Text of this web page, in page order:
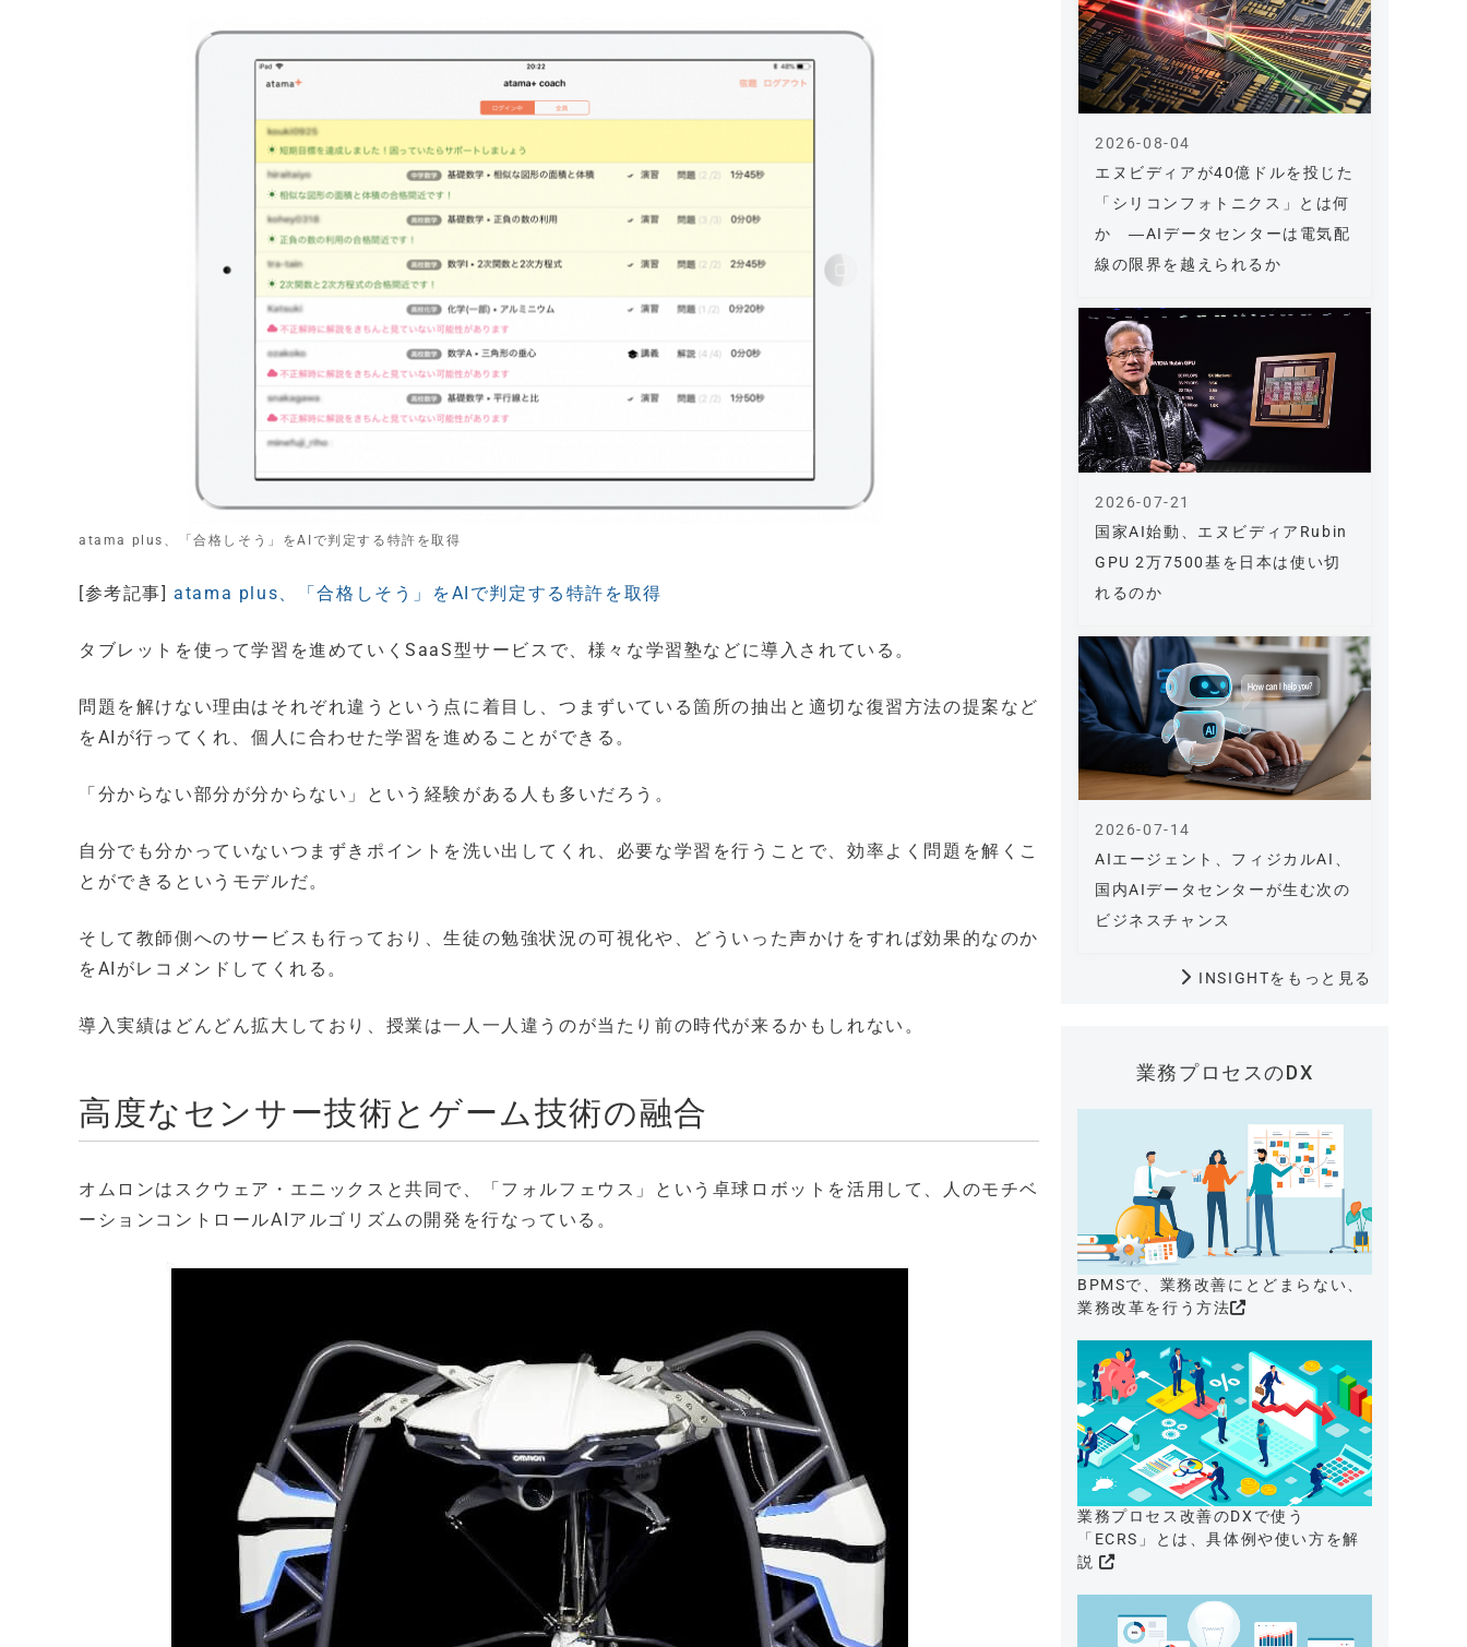
atama plus、「合格しそう」をAIで判定する特許を取得
[参考記事]atama plus、「合格しそう」をAIで判定する特許を取得
タブレットを使って学習を進めていくSaaS型サービスで、様々な学習塾などに導入されている。
問題を解けない理由はそれぞれ違うという点に着目し、つまずいている箇所の抽出と適切な復習方法の提案など
をAIが行ってくれ、個人に合わせた学習を進めることができる。
「分からない部分が分からない」という経験がある人も多いだろう。
自分でも分かっていないつまずきポイントを洗い出してくれ、必要な学習を行うことで、効率よく問題を解くこ
とができるというモデルだ。
そして教師側へのサービスも行っており、生徒の勉強状況の可視化や、どういった声かけをすれば効果的なのか
をAIがレコメンドしてくれる。
導入実績はどんどん拡大しており、授業は一人一人違うのが当たり前の時代が来るかもしれない。
高度なセンサー技術とゲーム技術の融合
オムロンはスクウェア・エニックスと共同で、「フォルフェウス」という卓球ロボットを活用して、人のモチベ
ーションコントロールAIアルゴリズムの開発を行なっている。
エヌビディアが40億ドルを投じた
「シリコンフォトニクス」とは何
か ―AIデータセンターは電気配
線の限界を越えられるか
2026-08-04
国家AI始動、エヌビディアRubin
GPU 2万7500基を日本は使い切
れるのか
2026-07-21
AIエージェント、フィジカルAI、
国内AIデータセンターが生む次の
ビジネスチャンス
2026-07-14
INSIGHTをもっと見る
業務プロセスのDX
BPMSで、業務改善にとどまらない、
業務改革を行う方法
業務プロセス改善のDXで使う
「ECRS」とは、具体例や使い方を解
説